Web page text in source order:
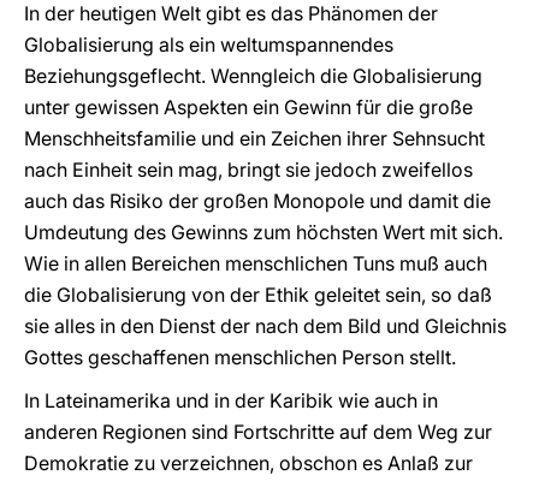
In der heutigen Welt gibt es das Phänomen der
Globalisierung als ein weltumspannendes
Beziehungsgeflecht. Wenngleich die Globalisierung
unter gewissen Aspekten ein Gewinn für die große
Menschheitsfamilie und ein Zeichen ihrer Sehnsucht
nach Einheit sein mag, bringt sie jedoch zweifellos
auch das Risiko der großen Monopole und damit die
Umdeutung des Gewinns zum höchsten Wert mit sich.
Wie in allen Bereichen menschlichen Tuns muß auch
die Globalisierung von der Ethik geleitet sein, so daß
sie alles in den Dienst der nach dem Bild und Gleichnis
Gottes geschaffenen menschlichen Person stellt.
In Lateinamerika und in der Karibik wie auch in
anderen Regionen sind Fortschritte auf dem Weg zur
Demokratie zu verzeichnen, obschon es Anlaß zur